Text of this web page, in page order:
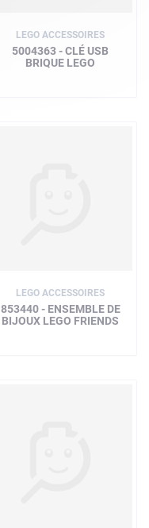
LEGO ACCESSOIRES
5004363 - CLÉ USB
BRIQUE LEGO
LEGO ACCESSOIRES
853440 - ENSEMBLE DE
BIJOUX LEGO FRIENDS